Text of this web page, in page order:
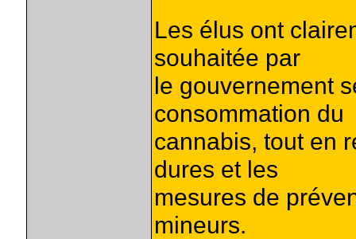
Les élus ont
souhaitée par
le gouvernement
consommation du
cannabis, tout en
dures et les
mesures de
mineurs.